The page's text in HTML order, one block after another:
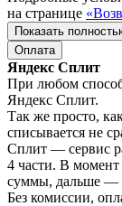
на странице
Показать
Оплата
Яндекс Сплит
При любом
Яндекс Сплит.
Так же просто,
списывается не
Сплит — сервис
4 части. В
суммы, дальше —
Без комиссии,